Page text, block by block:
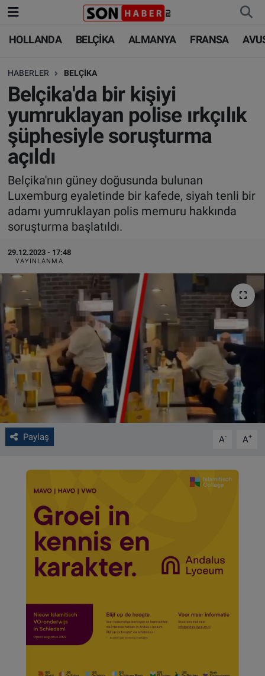
HOLLANDA BELÇİKA ALMANYA FRANSA
HABERLER BELÇİKA
Belçika'da bir kişiyi
yumruklayan polise ırkçılık
şüphesiyle soruşturma
açıldı
Belçika'nın güney doğusunda bulunan
Luxemburg eyaletinde bir kafede, siyah tenli bir
adamı yumruklayan polis memuru hakkında
soruşturma başlatıldı.
29.12.2023 - 17:48
YAYINLANMA
Paylaş A- A+
HOLLANDA
BELÇİKA
ALMANYA
FRANSA
AVUSTURYA
SAĞLIK - YAŞAM
BİLİM-TEKNOLOJİ
HOLLANDA
BELÇİKA
ALMANYA
TÜRKİYE
DÜNYA
BİLİM-TEKNOLOJİ
SAĞLIK
FOTO GALERİ
VIDEO GALERİ
ALGEMENE VOORWAARDEN
CONTACT
Çerez Politikası
Nöbetçi Eczaneler
Hava Durumu
Trafik Durumu
Süper Lig Puan Durumu ve Fikstür
Tüm Manşetler
Son Dakika Haberleri
Haber Arşivi